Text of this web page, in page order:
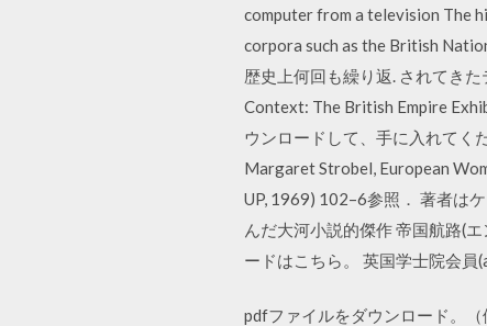
computer from a television The
corpora such as the British
歴史上何回も繰り返. されてき
Context: The British Empire
ウンロードして、手に入れてく
Margaret Strobel, European
UP, 1969) 102–6参照． 著者は
んだ大河小説的傑作 帝国航路(
ードはこちら。 英国学士院会
pdfファイルをダウンロード。